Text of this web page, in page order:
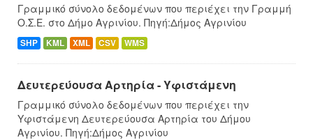
Γραμμικό σύνολο δεδομένων που περιέχει την Γραμμή
Ο.Σ.Ε. στο Δήμο Αγρινίου. Πηγή:Δήμος Αγρινίου
SHP KML XML CSV WMS
Δευτερεύουσα Αρτηρία - Υφιστάμενη
Γραμμικό σύνολο δεδομένων που περιέχει την
Υφιστάμενη Δευτερεύουσα Αρτηρία του Δήμου
Αγρινίου. Πηγή:Δήμος Αγρινίου